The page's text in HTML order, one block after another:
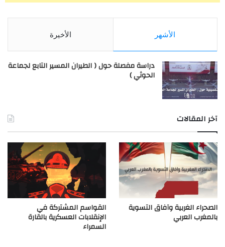
الأشهر الأخيرة
دراسة مفصلة حول ( الطيران المسير التابع لجماعة
الحوثي )
آخر المقالات
الصحراء الغربية وآفاق التسوية
بالمغرب العربي
القواسم المشتركة في
الإنقلابات العسكرية بالقارة
السمراء